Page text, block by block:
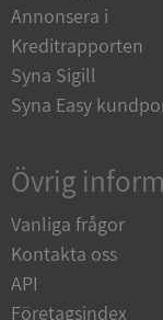
Annonsera i
Kreditrapporten
Syna Sigill
Syna Easy
Övrig
Vanliga frågor
Kontakta oss
API
Företagsindex